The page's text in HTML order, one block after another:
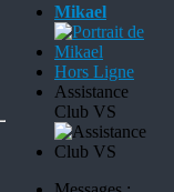
Mikael
Hors Ligne
Assistance
Club VS